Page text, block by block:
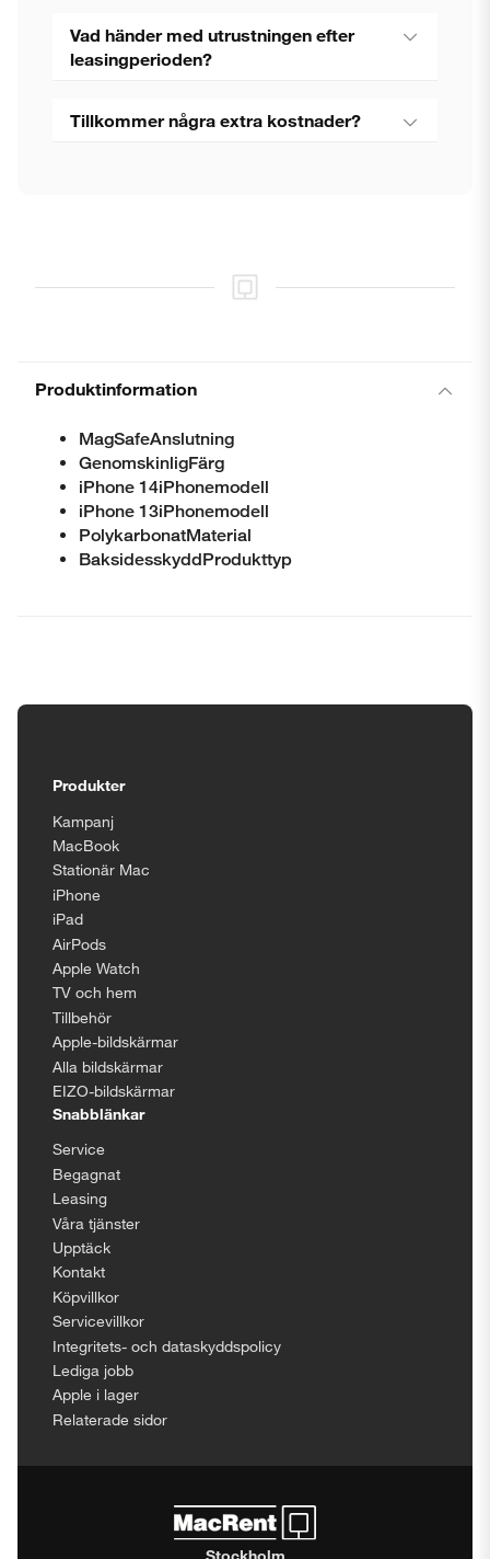
Vad händer med utrustningen efter
leasingperioden?
Tillkommer några extra kostnader?
Produktinformation
MagSafeAnslutning
GenomskinligFärg
iPhone 14iPhonemodell
iPhone 13iPhonemodell
PolykarbonatMaterial
BaksidesskyddProdukttyp
Produkter
Kampanj
MacBook
Stationär Mac
iPhone
iPad
AirPods
Apple Watch
TV och hem
Tillbehör
Apple-bildskärmar
Alla bildskärmar
EIZO-bildskärmar
Snabblänkar
Service
Begagnat
Leasing
Våra tjänster
Upptäck
Kontakt
Köpvillkor
Servicevillkor
Integritets- och dataskyddspolicy
Lediga jobb
Apple i lager
Relaterade sidor
Stockholm
Stäng